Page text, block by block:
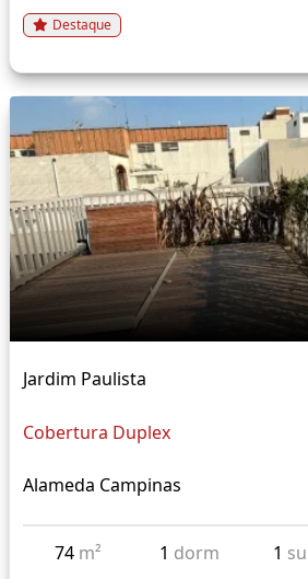
Destaque
Jardim Paulista
Cobertura Duplex
Alameda Campinas
74 m² 1 dorm 1